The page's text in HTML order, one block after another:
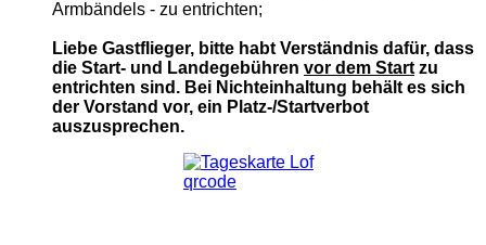
Armbändels - zu entrichten;
Liebe Gastflieger, bitte habt Verständnis dafür, dass
die Start- und Landegebühren vor dem Start zu
entrichten sind. Bei Nichteinhaltung behält es sich
der Vorstand vor, ein Platz-/Startverbot
auszusprechen.